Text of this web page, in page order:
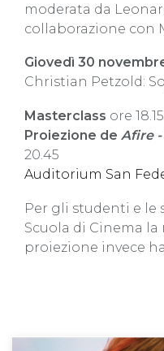
moderata da
collaborazione con
Giovedì 30
Christian Petzold:
Masterclass ore 18.15
Proiezione de Afire
20.45
Auditorium San
Per gli studenti e le
Scuola di Cinema la
proiezione invece